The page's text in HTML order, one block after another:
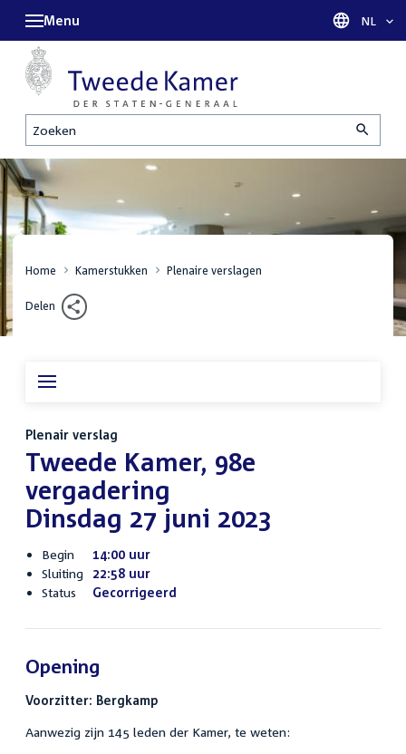
Zoeken
Menu Taal
NL
Home Kamerstukken Plenaire verslagen
Delen
Plenair verslag
Tweede Kamer, 98e
vergadering
Dinsdag 27 juni 2023
Begin
14:00 uur
Sluiting
22:58 uur
Status
Gecorrigeerd
Opening
Voorzitter: Bergkamp
Aanwezig zijn 145 leden der Kamer, te weten: